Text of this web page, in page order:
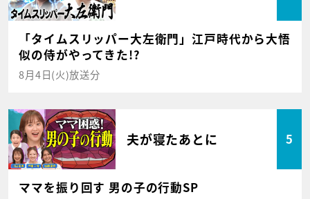
「タイムスリッパー大左衛門」江戸時代から大悟
似の侍がやってきた!?
8月4日(火)放送分
夫が寝たあとに 5
ママを振り回す 男の子の行動SP